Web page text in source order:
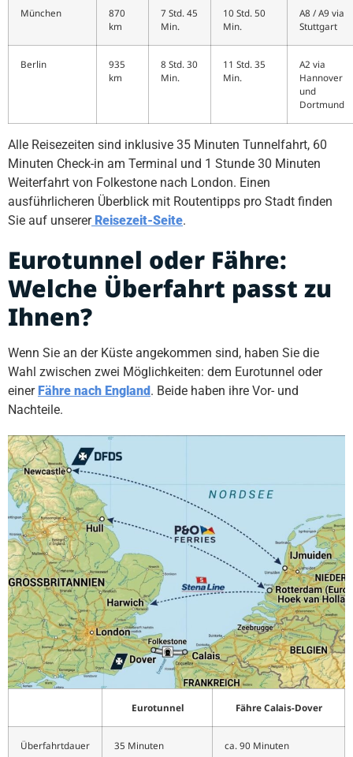
München
870
km
7 Std. 45
Min.
10 Std. 50
Min.
A8 / A9 via
Stuttgart
Berlin
935
km
8 Std. 30
Min.
11 Std. 35
Min.
A2 via
Hannover
und
Dortmund
Alle Reisezeiten sind inklusive 35 Minuten Tunnelfahrt, 60
Minuten Check-in am Terminal und 1 Stunde 30 Minuten
Weiterfahrt von Folkestone nach London. Einen
ausführlicheren Überblick mit Routentipps pro Stadt finden
Sie auf unsererReisezeit-Seite.
Eurotunnel oder Fähre:
Welche Überfahrt passt zu
Ihnen?
Wenn Sie an der Küste angekommen sind, haben Sie die
Wahl zwischen zwei Möglichkeiten: dem Eurotunnel oder
einer Fähre nach England. Beide haben ihre Vor- und
Nachteile.
Eurotunnel Fähre Calais-Dover
Überfahrtdauer 35 Minuten ca. 90 Minuten